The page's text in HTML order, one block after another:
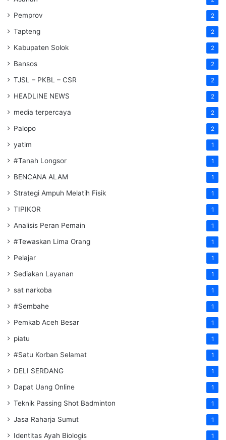
Pemprov 2
Tapteng 2
Kabupaten Solok 2
Bansos 2
TJSL – PKBL – CSR 2
HEADLINE NEWS 2
media terpercaya 2
Palopo 2
yatim 1
#Tanah Longsor 1
BENCANA ALAM 1
Strategi Ampuh Melatih Fisik 1
TIPIKOR 1
Analisis Peran Pemain 1
#Tewaskan Lima Orang 1
Pelajar 1
Sediakan Layanan 1
sat narkoba 1
#Sembahe 1
Pemkab Aceh Besar 1
piatu 1
#Satu Korban Selamat 1
DELI SERDANG 1
Dapat Uang Online 1
Teknik Passing Shot Badminton 1
Jasa Raharja Sumut 1
Identitas Ayah Biologis 1